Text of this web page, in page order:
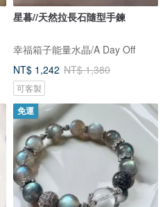
星暮//天然拉長石隨型手鍊
幸福箱子能量水晶/A Day Off
NT$ 1,242 NT$ 1,380
可客製
免運